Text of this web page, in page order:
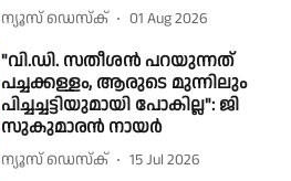
ന്യൂസ് ഡെസ്ക് 01 Aug 2026
"വി.ഡി. സതീശൻ പറയുന്നത്
പച്ചക്കള്ളം, ആരുടെ മുന്നിലും
പിച്ചച്ചട്ടിയുമായി പോകില്ല": ജി
സുകുമാരൻ നായർ
ന്യൂസ് ഡെസ്ക് 15 Jul 2026